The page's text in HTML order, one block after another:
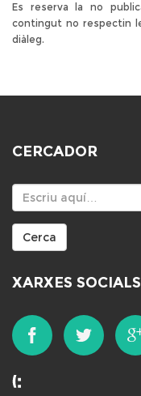
Es reserva la no
contingut no respectin
diàleg.
CERCADOR
Cercador
Cerca
XARXES SOCIALS